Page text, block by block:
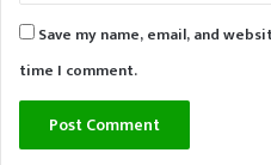
Save my name, email, and
time I comment.